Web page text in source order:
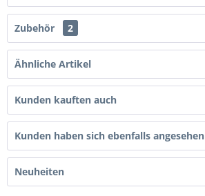
Zubehör 2
Ähnliche Artikel
Kunden kauften auch
Kunden haben sich ebenfalls angesehen
Neuheiten